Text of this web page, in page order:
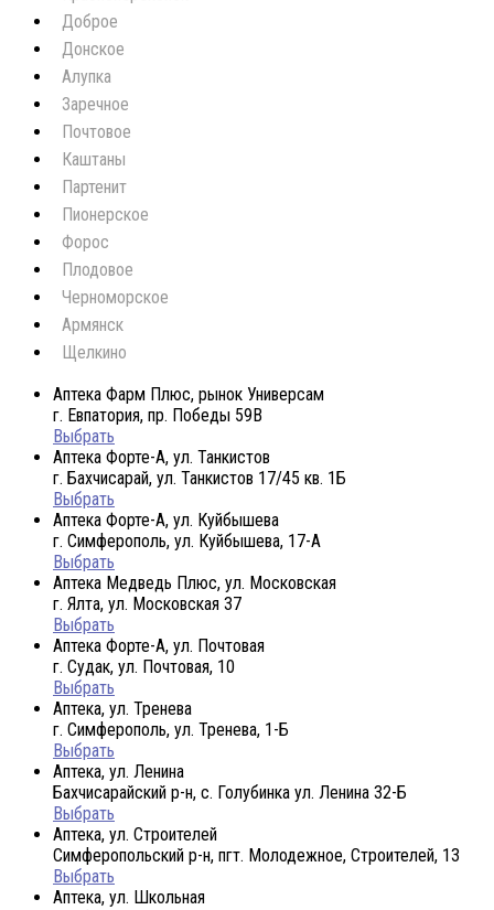
Доброе
Донское
Алупка
Заречное
Почтовое
Каштаны
Партенит
Пионерское
Форос
Плодовое
Черноморское
Армянск
Щелкино
Аптека Фарм Плюс, рынок Универсам
г. Евпатория, пр. Победы 59В
Выбрать
Аптека Форте-А, ул. Танкистов
г. Бахчисарай, ул. Танкистов 17/45 кв. 1Б
Выбрать
Аптека Форте-А, ул. Куйбышева
г. Симферополь, ул. Куйбышева, 17-А
Выбрать
Аптека Медведь Плюс, ул. Московская
г. Ялта, ул. Московская 37
Выбрать
Аптека Форте-А, ул. Почтовая
г. Судак, ул. Почтовая, 10
Выбрать
Аптека, ул. Тренева
г. Симферополь, ул. Тренева, 1-Б
Выбрать
Аптека, ул. Ленина
Бахчисарайский р-н, с. Голубинка ул. Ленина 32-Б
Выбрать
Аптека, ул. Строителей
Симферопольский р-н, пгт. Молодежное, Строителей, 13
Выбрать
Аптека, ул. Школьная